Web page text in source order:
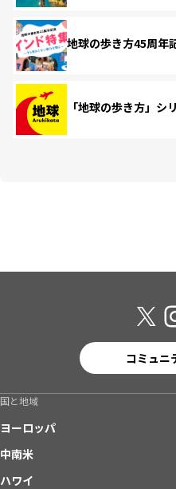
地球の歩き方45周年
「地球の歩き方」シ
コミュニ
国と地域
ヨーロッパ
中南米
ハワイ